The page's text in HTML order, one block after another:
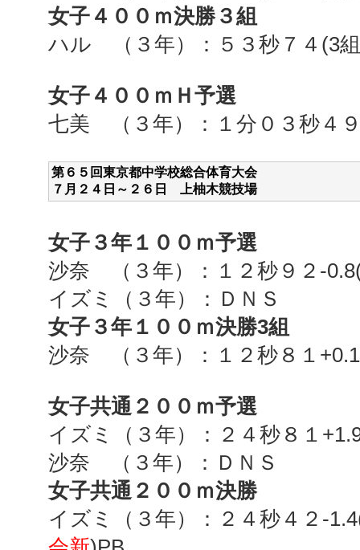
女子４００ｍ決勝３組
ハル （３年）：５３秒７４ (3
女子４００ｍＨ予選
七美 （３年）：１分０３秒４
第６５回東京都中学校総合体育大会
７月２４ 日～２６日 上柚木競技場
女子３年１００ｍ予選
沙奈 （３年）：１２秒９２ -
イズミ（３年）：ＤＮＳ
女子３年１００ｍ決勝3組
沙奈 （３年）：１２秒８１
女子共通２００ｍ予選
イズミ（３年）：２４秒８１
沙奈 （３年）：ＤＮＳ
女子共通２００ｍ決勝
イズミ（３年）：２４秒４２ -